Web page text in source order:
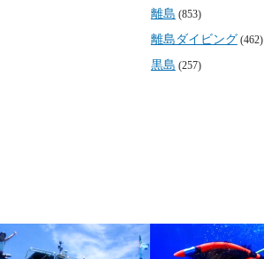
離島 (853)
離島ダイビング (462)
黒島 (257)